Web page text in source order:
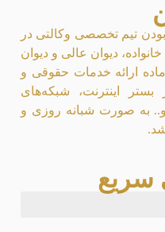
تیم تخصصی وکالتی در
دیوان عالی و دیوان
ارائه خدمات حقوقی و
اینترنت، شبکه‌های
و.. به صورت شبانه روزی و